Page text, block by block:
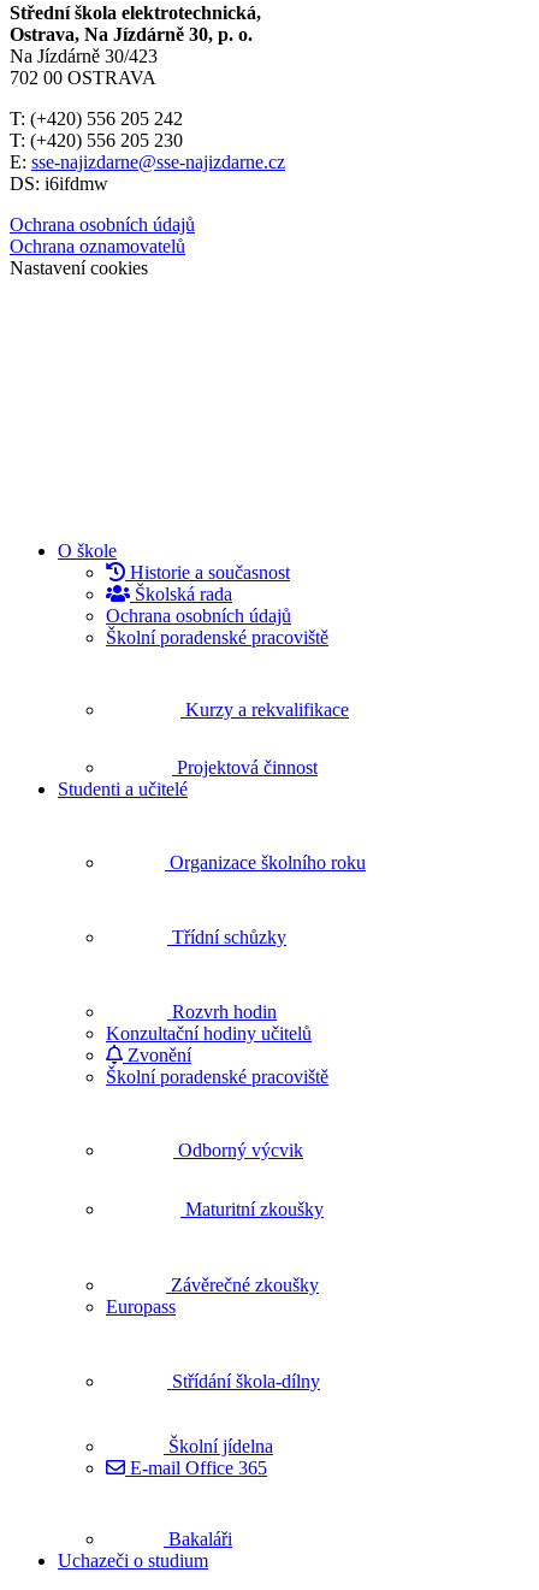
Střední škola elektrotechnická,
Ostrava, Na Jízdárně 30, p. o.
Na Jízdárně 30/423
702 00 OSTRAVA
T: (+420) 556 205 242
T: (+420) 556 205 230
E: sse-najizdarne@sse-najizdarne.cz
DS: i6ifdmw
Ochrana osobních údajů
Ochrana oznamovatelů
Nastavení cookies
O škole
Historie a současnost
Školská rada
Ochrana osobních údajů
Školní poradenské pracoviště
Kurzy a rekvalifikace
Projektová činnost
Studenti a učitelé
Organizace školního roku
Třídní schůzky
Rozvrh hodin
Konzultační hodiny učitelů
Zvonění
Školní poradenské pracoviště
Odborný výcvik
Maturitní zkoušky
Závěrečné zkoušky
Europass
Střídání škola-dílny
Školní jídelna
E-mail Office 365
Bakaláři
Uchazeči o studium